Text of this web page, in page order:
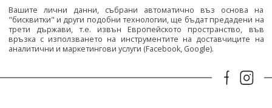
Вашите лични данни, събрани автоматично въз основа на
"бисквитки" и други подобни технологии, ще бъдат предадени на
трети държави, т.е. извън Европейското пространство, във
връзка с използването на инструментите на доставчиците на
аналитични и маркетингови услуги (Facebook, Google).